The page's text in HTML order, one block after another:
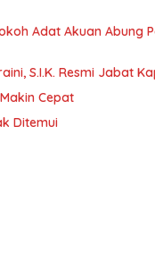
Adat Akuan Abung
S.I.K. Resmi Jabat
Cepat
Ditemui